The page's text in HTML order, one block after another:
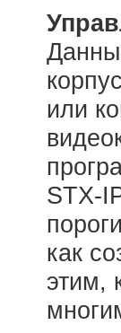
или
STX-
как
этим,